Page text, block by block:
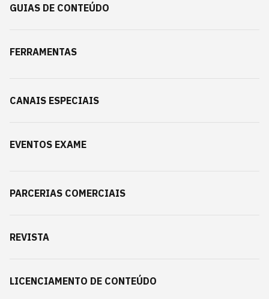
GUIAS DE CONTEÚDO
FERRAMENTAS
CANAIS ESPECIAIS
EVENTOS EXAME
PARCERIAS COMERCIAIS
REVISTA
LICENCIAMENTO DE CONTEÚDO